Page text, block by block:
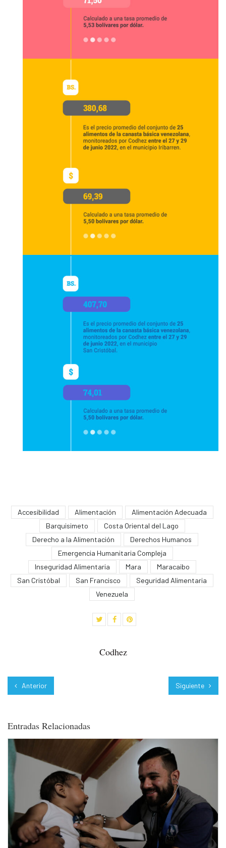
Accesibilidad Alimentación
Alimentación Adecuada
Barquisimeto
Costa Oriental del Lago
Derecho a la Alimentación
Derechos Humanos
Emergencia Humanitaria Compleja
Inseguridad Alimentaria
Mara
Maracaibo
San Cristóbal
San Francisco
Seguridad Alimentaria
Venezuela
Codhez
Anterior Siguiente
Entradas Relacionadas